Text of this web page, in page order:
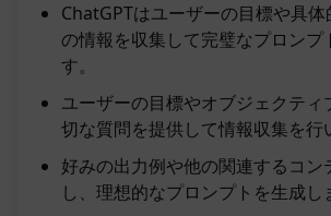
ChatGPTはユーザーの目標や具
の情報を収集して完璧なプロンプ
す。
ユーザーの目標やオブジェクティ
切な質問を提供して情報収集を行
好みの出力例や他の関連するコン
し、理想的なプロンプトを生成し